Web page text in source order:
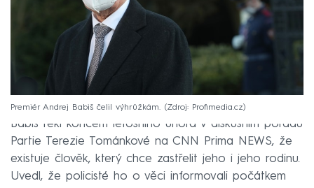
Premiér Andrej Babiš čelil výhrůžkám. Zdroj: Profimedia.cz
Babiš řekl koncem letošního února v diskusním pořadu
Partie Terezie Tománkové na CNN Prima NEWS, že
existuje člověk, který chce zastřelit jeho i jeho rodinu.
Uvedl, že policisté ho o věci informovali počátkem